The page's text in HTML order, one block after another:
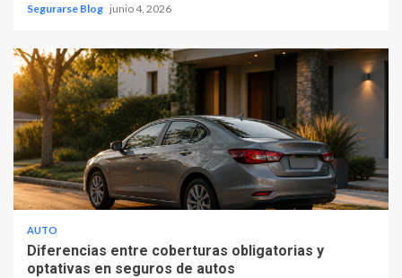
Segurarse Blog junio 4, 2026
AUTO
Diferencias entre coberturas obligatorias y
optativas en seguros de autos